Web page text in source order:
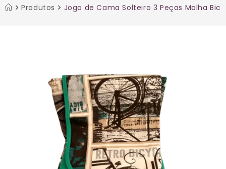
Produtos Jogo de Cama Solteiro 3 Peças Malha